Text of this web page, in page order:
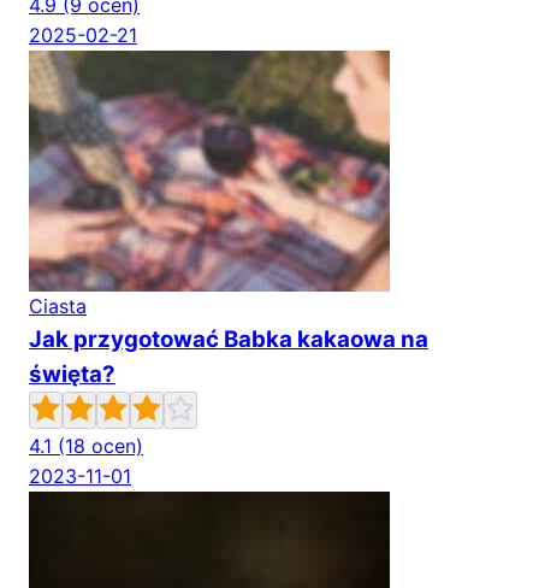
4.9 (9 ocen)
2025-02-21
Ciasta
Jak przygotować Babka kakaowa na
święta?
4.1 (18 ocen)
2023-11-01